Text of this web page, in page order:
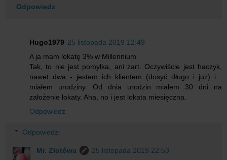
Odpowiedz
Hugo1979 25 listopada 2019 12:49
A ja mam lokatę 3% w Millennium
Tak, to nie jest pomyłka, ani żart. Oczywiście jest haczyk,
nawet dwa - jestem ich klientem (dosyć długo i już) i...
miałem urodziny. Od dnia urodzin miałem 30 dni na
założenie lokaty. Aha, no i jest lokata miesięczna.
Odpowiedz
Odpowiedzi
Mr. Złotówa
25 listopada 2019 22:53